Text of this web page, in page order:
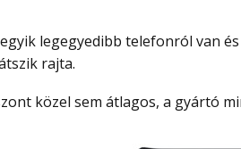
rajta.
közel sem átlagos, a gyártó